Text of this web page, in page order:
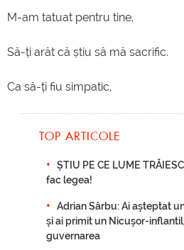
M-am tatuat pentru tine,
Să-ți arăt că știu să mă sacrific.
Ca să-ți fiu simpatic,
TOP ARTICOLE
ȘTIU PE CE LUME
fac legea!
Adrian Sârbu: Ai așteptat
și ai primit un Nicușor-
guvernarea